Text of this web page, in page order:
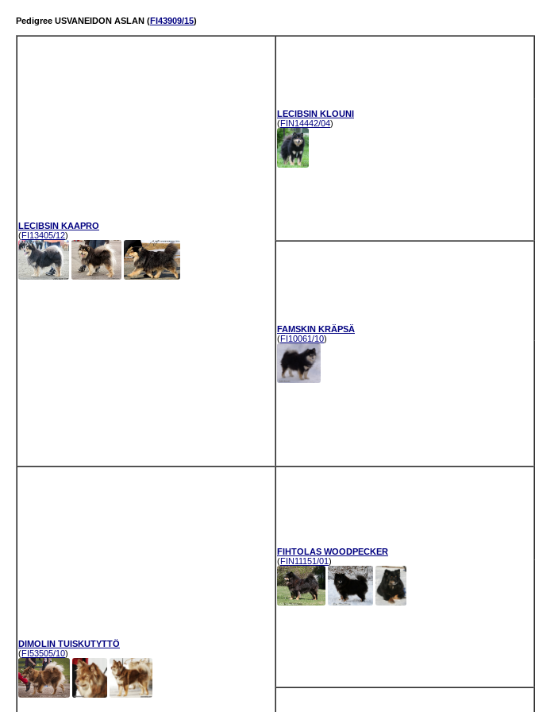
Pedigree USVANEIDON ASLAN (FI43909/15)
LECIBSIN KAAPRO
(FI13405/12)
LECIBSIN KLOUNI
(FIN14442/04)
FAMSKIN KRÄPSÄ
(FI10061/10)
DIMOLIN TUISKUTYTTÖ
(FI53505/10)
FIHTOLAS WOODPECKER
(FIN11151/01)